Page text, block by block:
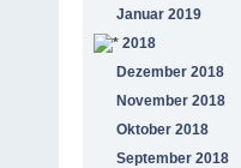
Januar 2019
2018
Dezember 2018
November 2018
Oktober 2018
September 2018